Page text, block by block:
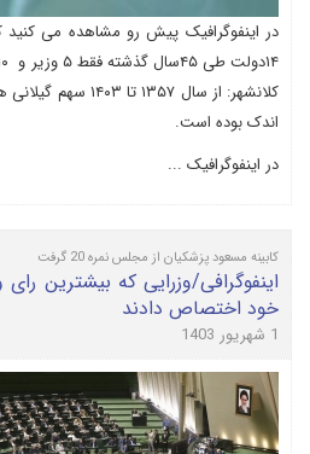
در اینفوگرافیک پیش رو مشاهده می
کلانشهر: از سال
اندک بوده است.
در اینفوگرافیک ...
کابینه مسعود پزشکیان از مجلس نمره 20 گرفت
اینفوگرافی/وزرایی که بیشترین
خود اختصاص دادند
1 شهریور 1403